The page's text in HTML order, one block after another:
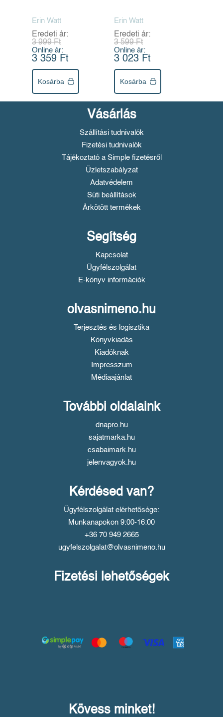
Erin Watt
Eredeti ár:
3 999 Ft
Online ár:
3 359 Ft
Kosárba
Erin Watt
Eredeti ár:
3 599 Ft
Online ár:
3 023 Ft
Kosárba
Vásárlás
Szállítási tudnivalók
Fizetési tudnivalók
Tájékoztató a Simple fizetésről
Üzletszabályzat
Adatvédelem
Süti beállítások
Árkötött termékek
Segítség
Kapcsolat
Ügyfélszolgálat
E-könyv információk
olvasnimeno.hu
Terjesztés és logisztika
Könyvkiadás
Kiadóknak
Impresszum
Médiaajánlat
További oldalaink
dnapro.hu
sajatmarka.hu
csabaimark.hu
jelenvagyok.hu
Kérdésed van?
Ügyfélszolgálat elérhetősége:
Munkanapokon 9:00-16:00
+36 70 949 2665
ugyfelszolgalat@olvasnimeno.hu
Fizetési lehetőségek
Kövess minket!